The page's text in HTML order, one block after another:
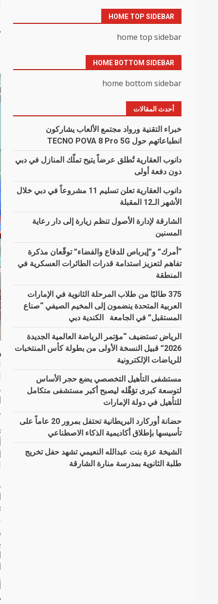
HOME TOP SIDEBAR
home top sidebar
HOME BOTTOM SIDEBAR
home bottom sidebar
أحدث المقالات
خبراء التقنية ورواد مجتمع الألعاب يشاركون
انطباعاتهم حول TECNO POVA 8 Pro 5G
دانوب العقارية تُطلق عرضاً يتيح تملّك المنازل في دبي
دون دفعة أولى
دانوب العقارية تعلن تسليم 11 مشروعاً في دبي خلال
الأشهر الـ12 المقبلة
الشارقة لإدارة الأصول تنظم زيارة إلى دار رعاية
المسنين
“أمرك” و”إيرباص للدفاع والفضاء” توقّعان مذكرة
تفاهم لتعزيز استدامة قدرات الطائرات العسكرية في
المنطقة
375 طالبًا من طلاب المرحلة الثانوية في الإمارات
العربية المتحدة ينضمون إلى المخيم الصيفي “صناع
المستقبل” في الجامعة الكندية دبي
الرياض تستضيف “مؤتمر الرياضة العالمية الجديدة
2026” قبيل النسخة الأولى من بطولة كأس المنتخبات
للرياضات الإلكترونية
مستشفى التأهيل التخصصي يضع حجر الأساس
لتوسعة كبرى تؤهِّله ليصبح أكبر مستشفى متكامل
للتأهيل في دولة الإمارات
حضانة أوركارد البريطانية تحتفل بمرور 20 عاماً على
تأسيسها بإطلاق أكاديمية الذكاء الاصطناعي
الشيخة عزة بنت عبدالله النعيمي تشهد حفل تخريج
طلبة الثانوية بمدرسة منارة الشارقة